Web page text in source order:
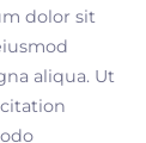
dolor sit
aliqua. Ut